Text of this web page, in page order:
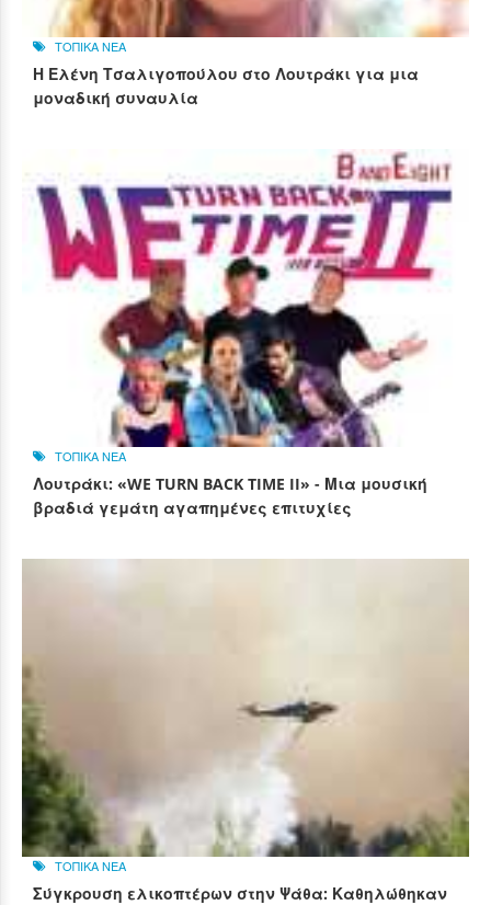
ΤΟΠΙΚΑ ΝΕΑ
Η Ελένη Τσαλιγοπούλου στο Λουτράκι για μια
μοναδική συναυλία
ΤΟΠΙΚΑ ΝΕΑ
Λουτράκι: «WE TURN BACK TIME II» - Μια μουσική
βραδιά γεμάτη αγαπημένες επιτυχίες
ΤΟΠΙΚΑ ΝΕΑ
Σύγκρουση ελικοπτέρων στην Ψάθα: Καθηλώθηκαν